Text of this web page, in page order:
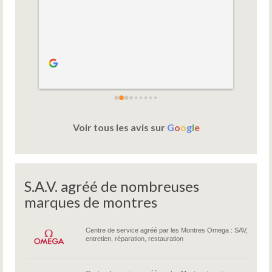
Voir tous les avis sur Google
S.A.V. agréé de nombreuses
marques de montres
Centre de service agréé par les Montres Omega : SAV,
entretien, réparation, restauration